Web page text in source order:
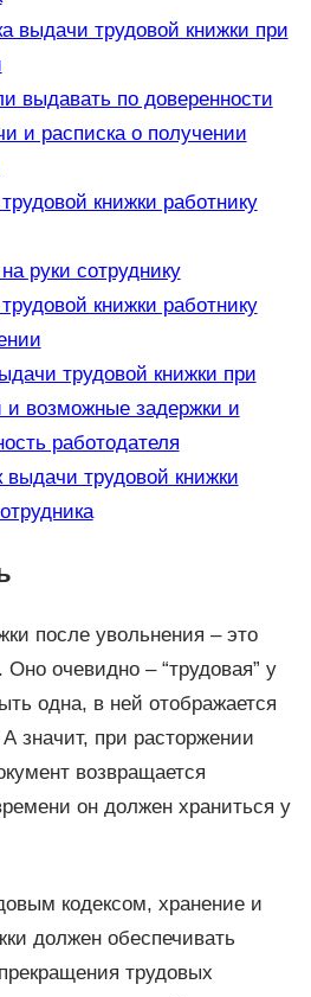
выдачи трудовой книжки при
выдавать по доверенности
и расписка о получении
книжки работнику
руки сотруднику
книжки работнику
трудовой книжки при
и возможные задержки и
работодателя
трудовой книжки
после увольнения – это
очевидно – “трудовая” у
одна, в ней отображается
значит, при расторжении
возвращается
он должен храниться у
кодексом, хранение и
должен обеспечивать
трудовых